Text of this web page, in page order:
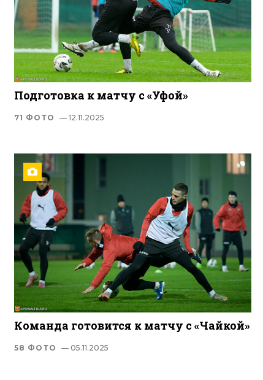
Подготовка к матчу с «Уфой»
71 ФОТО — 12.11.2025
Команда готовится к матчу с «Чайкой»
58 ФОТО — 05.11.2025